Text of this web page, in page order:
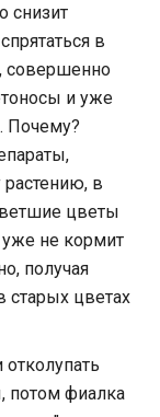
снизит
в
совершенно
и уже
Почему?
в
цветы
уже не кормит
получая
старых цветах
потом фиалка